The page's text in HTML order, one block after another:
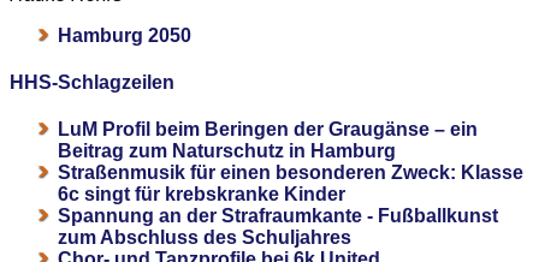
Hamburg 2050
HHS-Schlagzeilen
LuM Profil beim Beringen der Graugänse – ein
Beitrag zum Naturschutz in Hamburg
Straßenmusik für einen besonderen Zweck: Klasse
6c singt für krebskranke Kinder
Spannung an der Strafraumkante - Fußballkunst
zum Abschluss des Schuljahres